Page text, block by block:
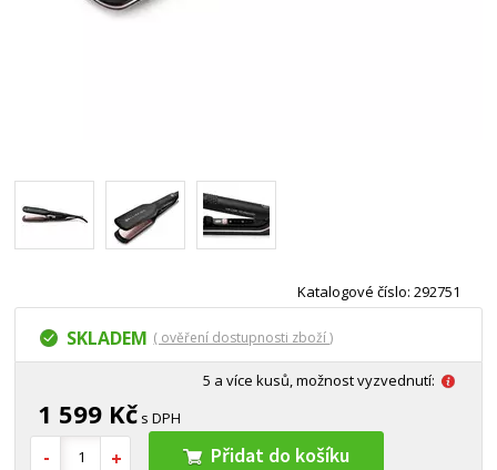
Katalogové číslo: 292751
SKLADEM ( ověření dostupnosti zboží )
5 a více kusů, možnost vyzvednutí:
1 599 Kč s DPH
Přidat do košíku